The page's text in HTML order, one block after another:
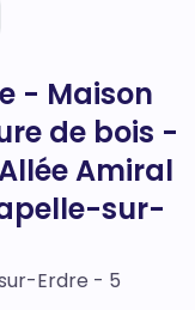
- Maison
de bois -
Amiral
sur-
Erdre - 5